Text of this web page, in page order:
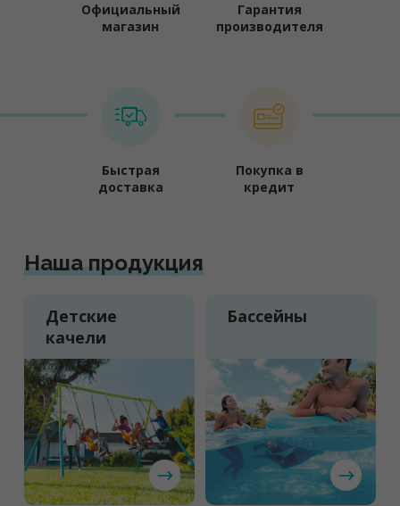
Официальный
магазин
Гарантия
производителя
Быстрая
доставка
Покупка в
кредит
Наша продукция
Детские
качели
Бассейны